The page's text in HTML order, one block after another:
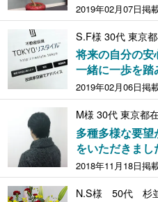
2019年02月07日掲
S.F様 30代 東京
将来の自分の安
一緒に一歩を踏
2019年02月06日掲
M様 30代 東京都
多種多様な要
をいただきまし
2018年11月18日掲
N.S様 50代 杉